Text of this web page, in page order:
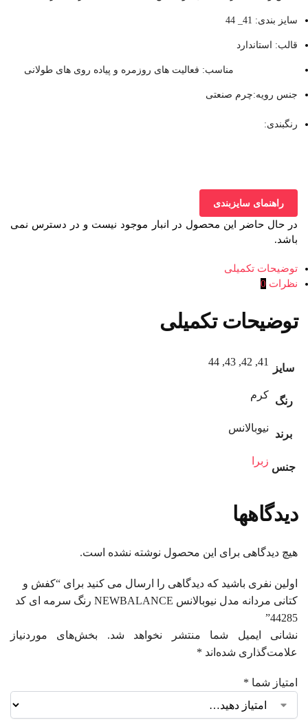
سایز بندی: 41_ 44
قالب: استاندارد
مناسب: فعالیت های روزمره و پیاده روی های طولانی
جنس رویه:چرم صنعتی
رنگبندی:
راهنمای سایزبندی
در حال حاضر این محصول در انبار موجود نیست و در دسترس نمی
باشد.
توضیحات تکمیلی
نظرات 0
توضیحات تکمیلی
سایز
41, 42, 43, 44
رنگ
کرم
برند
نیوبالانس
جنس
زبرا
دیدگاهها
هیچ دیدگاهی برای این محصول نوشته نشده است.
اولین نفری باشید که دیدگاهی را ارسال می کنید برای “کفش و
کتانی مردانه مدل نیوبالانس NEWBALANCE رنگ سرمه ای کد
44285”
نشانی ایمیل شما منتشر نخواهد شد.
بخش‌های موردنیاز
علامت‌گذاری شده‌اند *
امتیاز شما *